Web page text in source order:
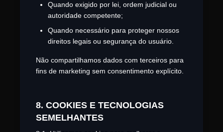
Quando exigido por lei, ordem judicial ou
autoridade competente;
Quando necessário para proteger nossos
direitos legais ou segurança do usuário.
Não compartilhamos dados com terceiros para
fins de marketing sem consentimento explícito.
8. COOKIES E TECNOLOGIAS
SEMELHANTES